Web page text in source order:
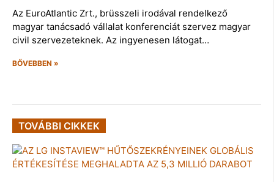
Az EuroAtlantic Zrt., brüsszeli irodával rendelkező
magyar tanácsadó vállalat konferenciát szervez magyar
civil szervezeteknek. Az ingyenesen látogat…
BŐVEBBEN »
TOVÁBBI CIKKEK